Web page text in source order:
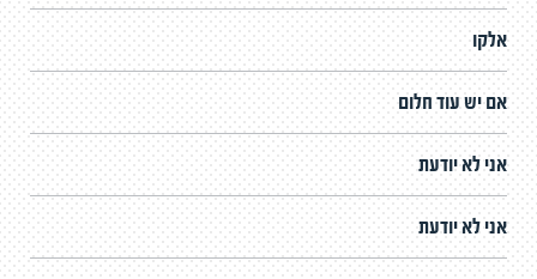
אלקו
אם יש עוד חלום
אני לא יודעת
אני לא יודעת